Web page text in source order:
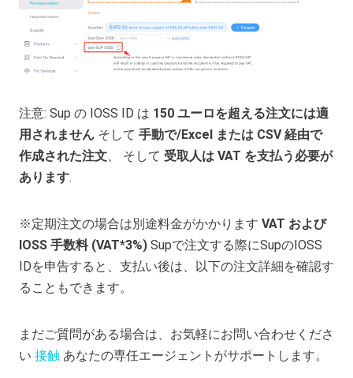
注意: Sup の IOSS ID は 150 ユーロを超える注文には適
用されません そして 手動で/Excel または CSV 経由で
作成された注文、 そして 受取人は VAT を支払う必要が
あります.
※定期注文の場合は別途料金がかかります VAT および
IOSS 手数料 (VAT*3%) Supで注文する際にSupのIOSS
IDを申告すると、支払い後は、以下の注文詳細を確認す
ることもできます。
まだご質問がある場合は、お気軽にお問い合わせくださ
い 接触 あなたの専任エージェントがサポートします。